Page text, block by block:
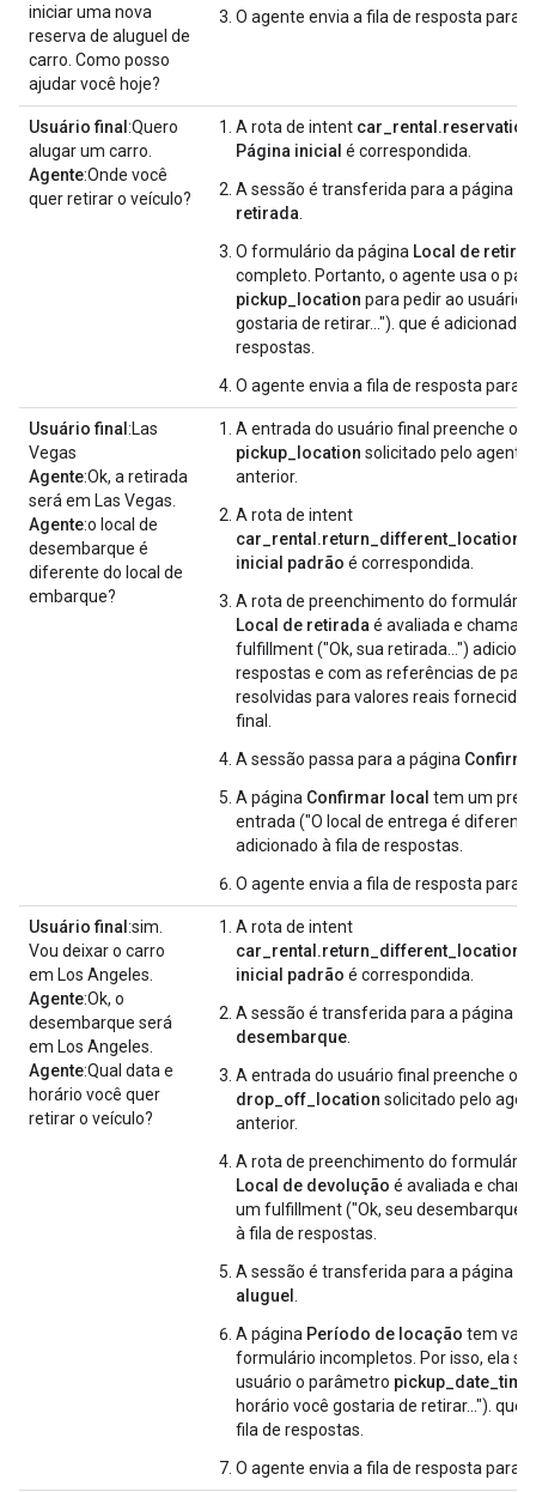
iniciar uma nova
reserva de aluguel de
carro. Como posso
ajudar você hoje?
O agente envia a fila de resposta para
Usuário final:Quero
alugar um carro.
Agente:Onde você
quer retirar o veículo?
A rota de intent
Página inicial é correspondida.
A sessão é transferida para a página
retirada
O formulário da página Local de
completo. Portanto, o agente usa o
pickup_location para pedir ao usuário
gostaria de retirar..."). que é adicionado
respostas.
O agente envia a fila de resposta para
Usuário final:Las
Vegas
Agente:Ok, a retirada
será em Las Vegas.
Agente:o local de
desembarque é
diferente do local de
embarque?
A entrada do usuário final preenche o
pickup_location solicitado pelo agente
anterior.
A rota de intent
car_rental.return_different_location
inicial padrão é correspondida.
A rota de preenchimento do formulário
Local de retirada é avaliada e
fulfillment ("Ok, sua retirada...")
respostas e com as referências de
resolvidas para valores reais
final.
A sessão passa para a página
A página Confirmar local tem um
entrada ("O local de entrega é
adicionado à fila de respostas.
O agente envia a fila de resposta para
Usuário final:sim.
Vou deixar o carro
em Los Angeles.
Agente:Ok, o
desembarque será
em Los Angeles.
Agente:Qual data e
horário você quer
retirar o veículo?
A rota de intent
car_rental.return_different_location
inicial padrão é correspondida.
A sessão é transferida para a página
desembarque
A entrada do usuário final preenche o
drop_off_location solicitado pelo
anterior.
A rota de preenchimento do formulário
Local de devolução é avaliada e
um fulfillment ("Ok, seu
à fila de respostas.
A sessão é transferida para a página
aluguel
A página Período de locação tem
formulário incompletos. Por isso, ela
usuário o parâmetro pickup_date_time
horário você gostaria de retirar..."). que
fila de respostas.
O agente envia a fila de resposta para